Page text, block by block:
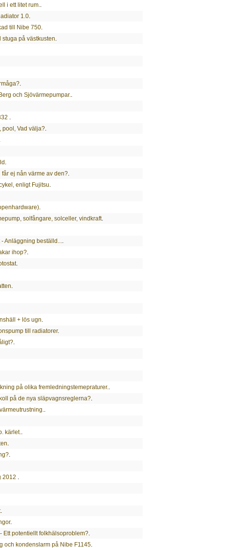
i ett litet rum.
1.0.
till Nibe 750.
stuga på västkusten
.
och Sjövärmepumpar.
pool, Vad välja?.
ej nån värme av den?.
enligt Fujitsu
.
solfångare, solceller, vindkraft.
Anläggning beställd...
ihop?.
.
+ lös ugn
till radiatorer.
.
på olika fremledningstemepraturer.
på de nya släpvagnsreglerna?.
kärlet.
.
2012
.
.
Ett potentiellt folkhälsoproblem?.
och kondenslarm på Nibe F1145.